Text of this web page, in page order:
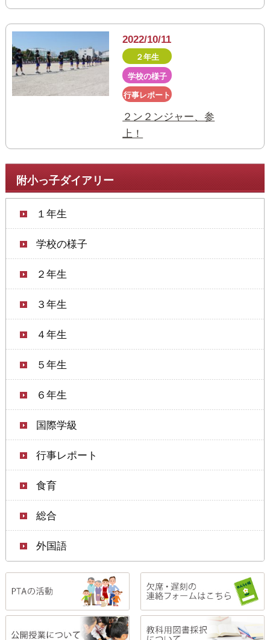
附小っ子ダイアリー
１年生
学校の様子
２年生
３年生
４年生
５年生
６年生
国際学級
行事レポート
食育
総合
外国語
2022/10/11
２年生
学校の様子
行事レポート
２ン２ンジャー、参
上！